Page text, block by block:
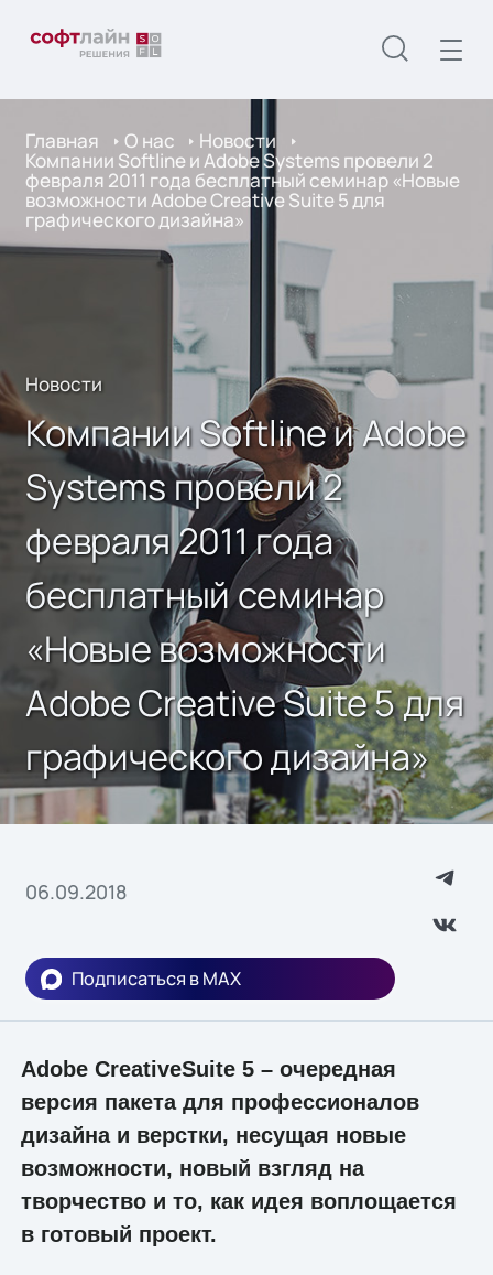
Главная О нас Новости
Компании Softline и Adobe Systems провели 2
февраля 2011 года бесплатный семинар «Новые
возможности Adobe Creative Suite 5 для
графического дизайна»
Новости
Компании Softline и Adobe
Systems провели 2
февраля 2011 года
бесплатный семинар
«Новые возможности
Adobe Creative Suite 5 для
графического дизайна»
06.09.2018
Подписаться в MAX
Adobe CreativeSuite 5 – очередная
версия пакета для профессионалов
дизайна и верстки, несущая новые
возможности, новый взгляд на
творчество и то, как идея воплощается
в готовый проект.